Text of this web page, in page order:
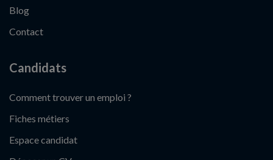
Blog
Contact
Candidats
Comment trouver un emploi ?
Fiches métiers
Espace candidat